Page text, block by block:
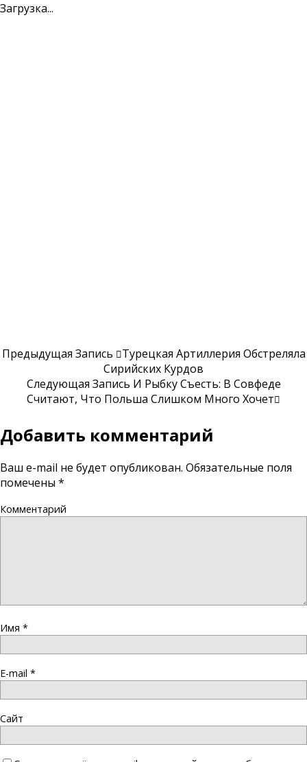
Загрузка...
Предыдущая Запись
Турецкая Артиллерия Обстреляла
Сирийских Курдов
Следующая Запись И Рыбку Съесть: В Совфеде
Считают, Что Польша Слишком Много Хочет
Добавить комментарий
Ваш e-mail не будет опубликован. Обязательные поля
помечены *
Комментарий
Имя *
E-mail *
Сайт